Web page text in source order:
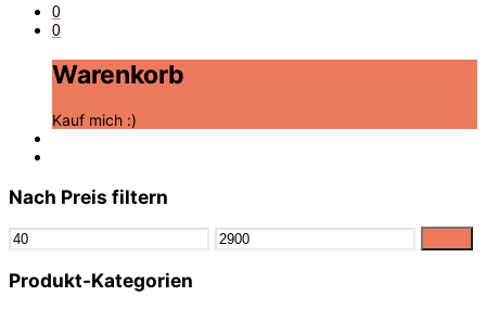
0
0
Warenkorb
Kauf mich :)
Nach Preis filtern
Produkt-Kategorien